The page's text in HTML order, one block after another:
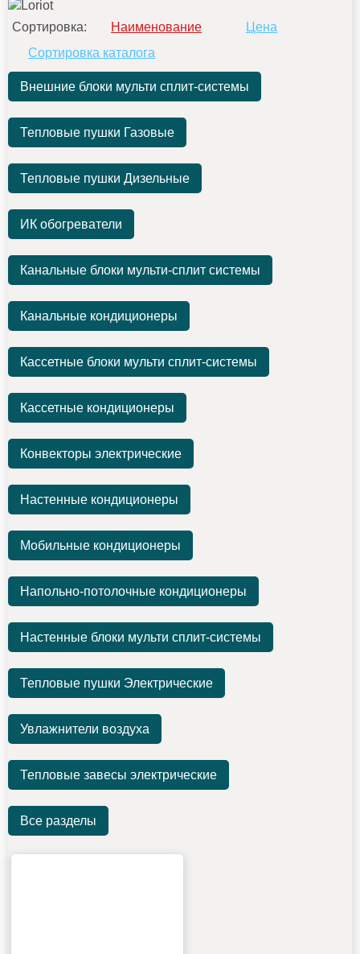
Сортировка: Наименование
Цена
Сортировка каталога
Внешние блоки мульти сплит-системы
Тепловые пушки Газовые
Тепловые пушки Дизельные
ИК обогреватели
Канальные блоки мульти-сплит системы
Канальные кондиционеры
Кассетные блоки мульти сплит-системы
Кассетные кондиционеры
Конвекторы электрические
Настенные кондиционеры
Мобильные кондиционеры
Напольно-потолочные кондиционеры
Настенные блоки мульти сплит-системы
Тепловые пушки Электрические
Увлажнители воздуха
Тепловые завесы электрические
Все разделы